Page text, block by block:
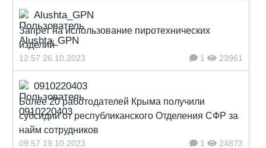
Alushta_GPN
Запрет на использование пиротехнических
изделий
12:57 26.10.2023 1 23961
0910220403
Более 20 работодателей Крыма получили
субсидии от республиканского Отделения СФР за
найм сотрудников
09:57 19.10.2023 1 24873